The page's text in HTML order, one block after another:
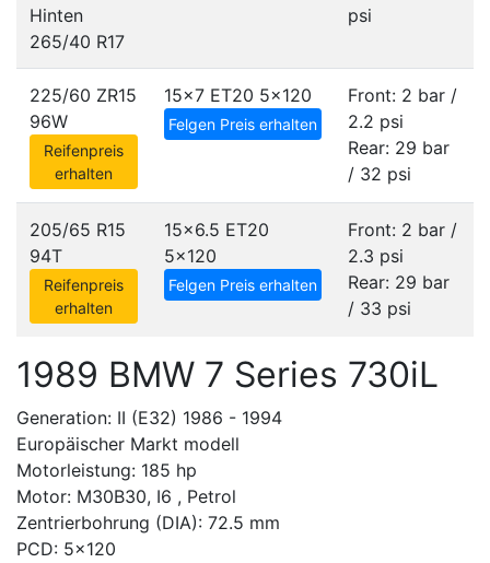
Hinten
265/40 R17
psi
225/60 ZR15
96W
Reifenpreis
erhalten
15x7 ET20 5x120
Felgen Preis erhalten
Front: 2 bar /
2.2 psi
Rear: 29 bar
/ 32 psi
205/65 R15
94T
Reifenpreis
erhalten
15x6.5 ET20
5x120
Felgen Preis erhalten
Front: 2 bar /
2.3 psi
Rear: 29 bar
/ 33 psi
1989 BMW 7 Series 730iL
Generation: II (E32) 1986 - 1994
Europäischer Markt modell
Motorleistung: 185 hp
Motor: M30B30, I6 , Petrol
Zentrierbohrung (DIA): 72.5 mm
PCD: 5x120